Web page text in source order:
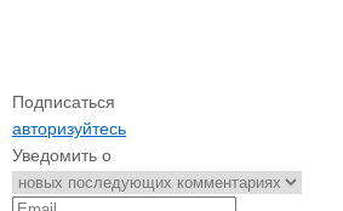
Подписаться
авторизуйтесь
Уведомить о